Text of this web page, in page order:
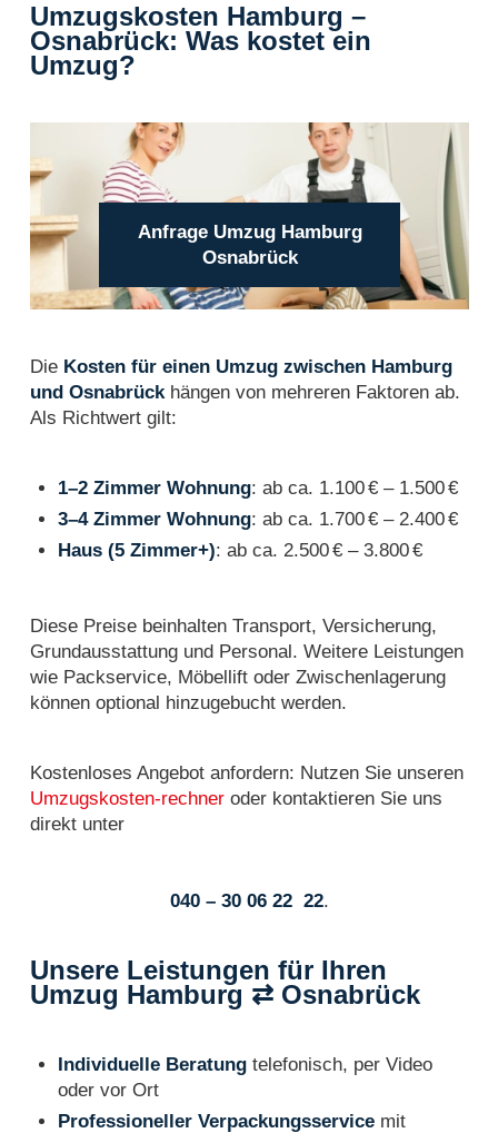
Umzugskosten Hamburg –
Osnabrück: Was kostet ein
Umzug?
Anfrage Umzug Hamburg
Osnabrück
Die Kosten für einen Umzug zwischen Hamburg
und Osnabrückhängen von mehreren Faktoren ab.
Als Richtwert gilt:
1–2 Zimmer Wohnung: ab ca. 1.100 € – 1.500 €
3–4 Zimmer Wohnung: ab ca. 1.700 € – 2.400 €
Haus (5 Zimmer+): ab ca. 2.500 € – 3.800 €
Diese Preise beinhalten Transport, Versicherung,
Grundausstattung und Personal. Weitere Leistungen
wie Packservice, Möbellift oder Zwischenlagerung
können optional hinzugebucht werden.
Kostenloses Angebot anfordern: Nutzen Sie unseren
Umzugskosten-rechner oder kontaktieren Sie uns
direkt unter
040 – 30 06 22 22.
Unsere Leistungen für Ihren
Umzug Hamburg ⇄ Osnabrück
Individuelle Beratung telefonisch, per Video
oder vor Ort
Professioneller Verpackungsservice mit